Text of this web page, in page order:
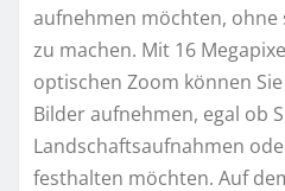
aufnehmen möchten, ohne
zu machen. Mit 16
optischen Zoom können
Bilder aufnehmen, egal ob
Landschaftsaufnahmen
festhalten möchten. Auf